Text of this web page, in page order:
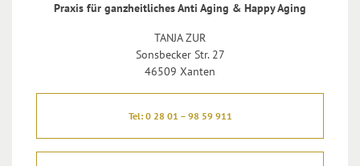
Praxis für ganzheitliches Anti Aging & Happy Aging
TANJA ZUR
Sonsbecker Str. 27
46509 Xanten
Tel: 0 28 01 – 98 59 911